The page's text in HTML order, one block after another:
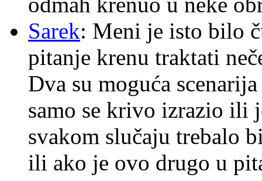
Sarek: Meni je isto bilo
pitanje krenu traktati
Dva su moguća
samo se krivo izrazio ili
svakom slučaju trebalo
ili ako je ovo drugo u